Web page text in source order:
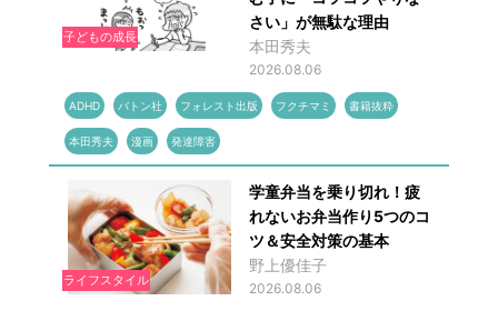
子どもの成長
さい」が無駄な理由
本田秀夫
2026.08.06
ADHD バトン社 フォレスト出版 フクチマミ 書籍抜粋
本田秀夫 漫画 発達障害
ライフスタイル
学童弁当を乗り切れ！疲
れないお弁当作り5つのコ
ツ＆安全対策の基本
野上優佳子
2026.08.06